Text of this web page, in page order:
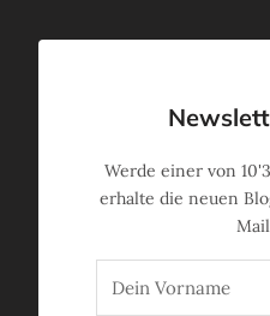
Werde einer von
erhalte die neuen